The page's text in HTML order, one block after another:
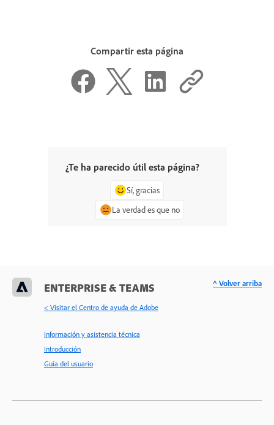
Compartir esta página
¿Te ha parecido útil esta página?
Sí, gracias
La verdad es que no
ENTERPRISE & TEAMS
< Visitar el Centro de ayuda de Adobe
Información y asistencia técnica
Introducción
Guía del usuario
^ Volver arriba